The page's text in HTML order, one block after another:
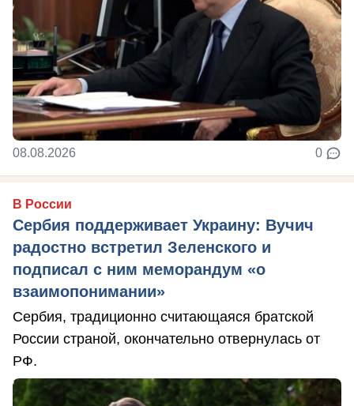
08.08.2026 0
В России
Сербия поддерживает Украину: Вучич
радостно встретил Зеленского и
подписал с ним меморандум «о
взаимопонимании»
Сербия, традиционно считающаяся братской
России страной, окончательно отвернулась от
РФ.